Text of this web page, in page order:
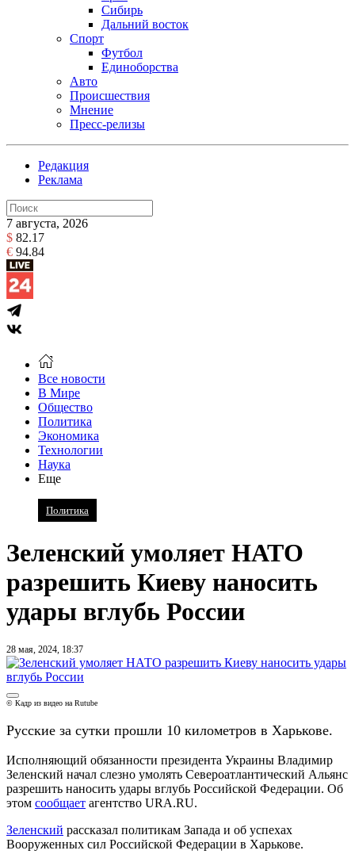
Сибирь
Дальний восток
Спорт
Футбол
Единоборства
Авто
Происшествия
Мнение
Пресс-релизы
Редакция
Реклама
7 августа, 2026
$ 82.17
€ 94.84
Все новости
В Мире
Общество
Политика
Экономика
Технологии
Наука
Еще
Политика
Зеленский умоляет НАТО
разрешить Киеву наносить
удары вглубь России
28 мая, 2024, 18:37
© Кадр из видео на Rutube
Русские за сутки прошли 10 километров в Харькове.
Исполняющий обязанности президента Украины Владимир
Зеленский начал слезно умолять Североатлантический Альянс
разрешить наносить удары вглубь Российской Федерации. Об
этом сообщает агентство URA.RU.
Зеленский рассказал политикам Запада и об успехах
Вооруженных сил Российской Федерации в Харькове.